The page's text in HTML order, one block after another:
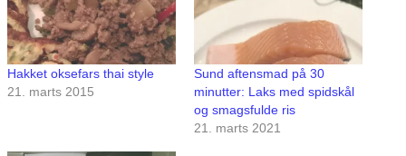
Hakket oksefars thai style
21. marts 2015
Sund aftensmad på 30
minutter: Laks med spidskål
og smagsfulde ris
21. marts 2021